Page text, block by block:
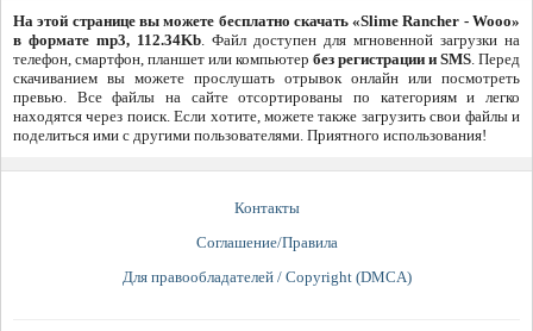
На этой странице вы можете бесплатно скачать «Slime Rancher - Wooo»
в формате mp3, 112.34Kb. Файл доступен для мгновенной загрузки на
телефон, смартфон, планшет или компьютер без регистрации и SMS. Перед
скачиванием вы можете прослушать отрывок онлайн или посмотреть
превью. Все файлы на сайте отсортированы по категориям и легко
находятся через поиск. Если хотите, можете также загрузить свои файлы и
поделиться ими с другими пользователями. Приятного использования!
Контакты
Соглашение/Правила
Для правообладателей / Copyright (DMCA)